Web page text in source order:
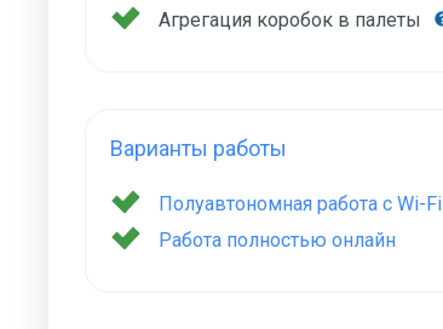
Агрегация коробок в палеты
Варианты работы
Полуавтономная работа с Wi-Fi
Работа полностью онлайн